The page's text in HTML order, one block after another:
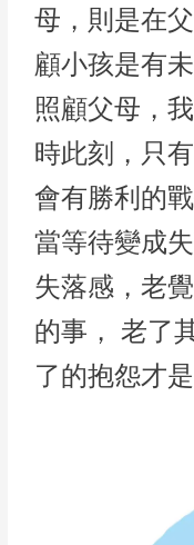
母，則是在
顧小孩是有
照顧父母，
時此刻，只
會有勝利的
當等待變成
失落感，老
的事， 老了
了的抱怨才